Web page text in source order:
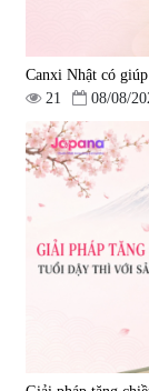
Canxi Nhật có
21
08/08/